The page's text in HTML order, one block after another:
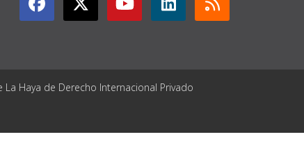
Haya de Derecho Internacional Privado